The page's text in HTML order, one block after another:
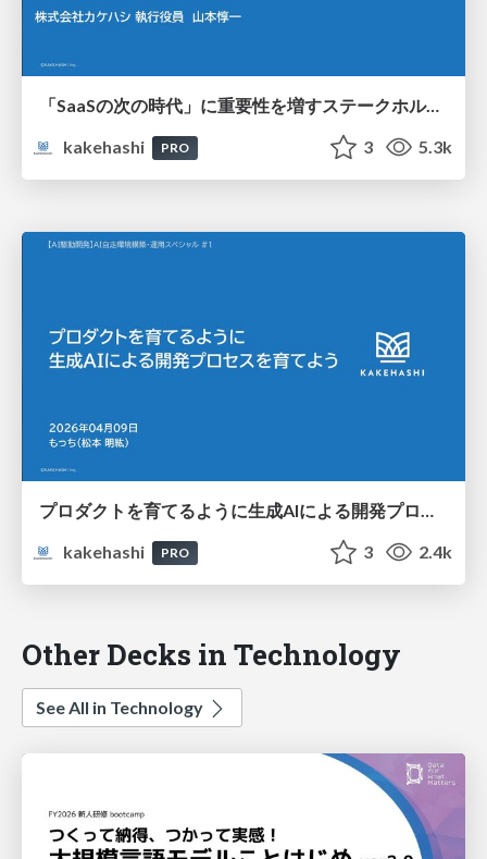
「SaaSの次の時代」に重要性を増すステークホルダーマネジメントの要諦 ～解像度を圧倒的に高めPdMの価値を最大化させる方法～
kakehashi
PRO 3 5.3k
プロダクトを育てるように生成AIによる開発プロセスを育てよう
kakehashi
PRO 3 2.4k
Other Decks in Technology
See All in Technology